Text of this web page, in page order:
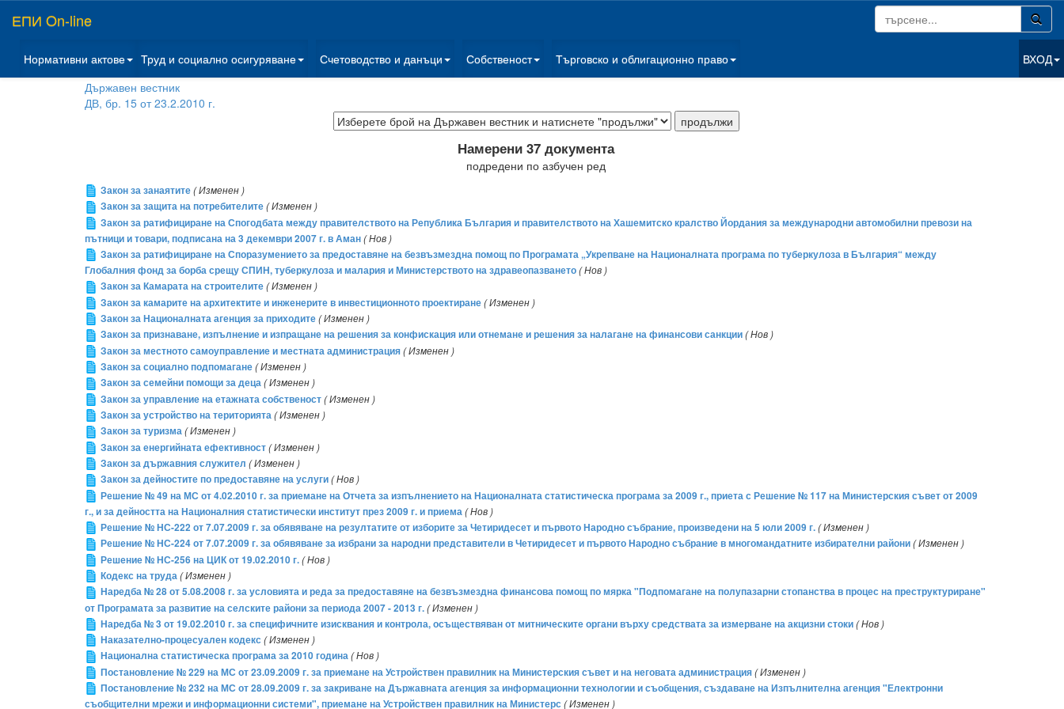
ЕПИ On-line
Нормативни актове Труд и социално осигуряване Счетоводство и данъци Собственост Търговско и облигационно право
ВХОД
Държавен вестник
ДВ, бр. 15 от 23.2.2010 г.
Намерени 37 документа
подредени по азбучен ред
Закон за занаятите( Изменен )
Закон за защита на потребителите( Изменен )
Закон за ратифициране на Спогодбата между правителството на Република България и правителството на Хашемитско кралство Йордания за международни автомобилни превози на
пътници и товари, подписана на 3 декември 2007 г. в Аман( Нов )
Закон за ратифициране на Споразумението за предоставяне на безвъзмездна помощ по Програмата „Укрепване на Националната програма по туберкулоза в България“ между
Глобалния фонд за борба срещу СПИН, туберкулоза и малария и Министерството на здравеопазването( Нов )
Закон за Камарата на строителите( Изменен )
Закон за камарите на архитектите и инженерите в инвестиционното проектиране( Изменен )
Закон за Националната агенция за приходите( Изменен )
Закон за признаване, изпълнение и изпращане на решения за конфискация или отнемане и решения за налагане на финансови санкции( Нов )
Закон за местното самоуправление и местната администрация( Изменен )
Закон за социално подпомагане( Изменен )
Закон за семейни помощи за деца( Изменен )
Закон за управление на етажната собственост( Изменен )
Закон за устройство на територията( Изменен )
Закон за туризма( Изменен )
Закон за енергийната ефективност( Изменен )
Закон за държавния служител ( Изменен )
Закон за дейностите по предоставяне на услуги( Нов )
Решение № 49 на МС от 4.02.2010 г. за приемане на Отчета за изпълнението на Националната статистическа програма за 2009 г., приета с Решение № 117 на Министерския съвет от 2009
г., и за дейността на Националния статистически институт през 2009 г. и приема( Нов )
Решение № НС-222 от 7.07.2009 г. за обявяване на резултатите от изборите за Четиридесет и първото Народно събрание, произведени на 5 юли 2009 г.( Изменен )
Решение № НС-224 от 7.07.2009 г. за обявяване за избрани за народни представители в Четиридесет и първото Народно събрание в многомандатните избирателни райони( Изменен )
Решение № НС-256 на ЦИК от 19.02.2010 г.( Нов )
Кодекс на труда( Изменен )
Наредба № 28 от 5.08.2008 г. за условията и реда за предоставяне на безвъзмездна финансова помощ по мярка "Подпомагане на полупазарни стопанства в процес на преструктуриране"
от Програмата за развитие на селските райони за периода 2007 - 2013 г.( Изменен )
Наредба № 3 от 19.02.2010 г. за специфичните изисквания и контрола, осъществяван от митническите органи върху средствата за измерване на акцизни стоки( Нов )
Наказателно-процесуален кодекс( Изменен )
Национална статистическа програма за 2010 година( Нов )
Постановление № 229 на МС от 23.09.2009 г. за приемане на Устройствен правилник на Министерския съвет и на неговата администрация( Изменен )
Постановление № 232 на МС от 28.09.2009 г. за закриване на Държавната агенция за информационни технологии и съобщения, създаване на Изпълнителна агенция "Електронни
съобщителни мрежи и информационни системи", приемане на Устройствен правилник на Министерс( Изменен )